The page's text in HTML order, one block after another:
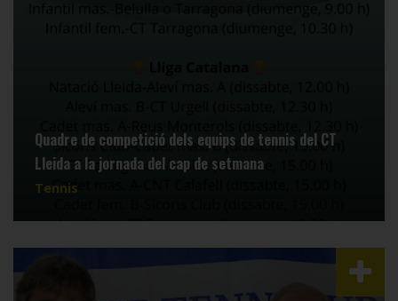
Quadre de competició dels equips de tennis del CT
Lleida a la jornada del cap de setmana
Tennis